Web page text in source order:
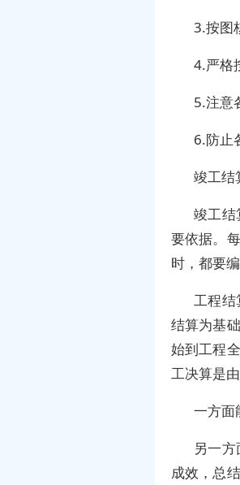
3.按图
4.严格
5.注意
6.防止
竣工结
竣工结
要依据。
时，都要
工程结
结算为基
始到工程
工决算是
一方面
另一
成效，总